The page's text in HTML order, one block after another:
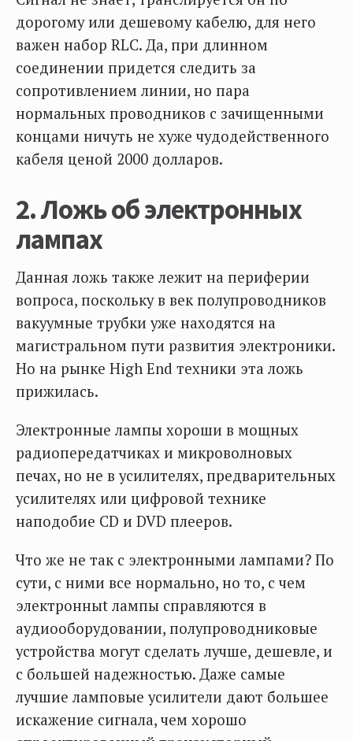
дорогому или дешевому кабелю, для него
важен набор RLC. Да, при длинном
соединении придется следить за
сопротивлением линии, но пара
нормальных проводников с зачищенными
концами ничуть не хуже чудодейственного
кабеля ценой 2000 долларов.
2. Ложь об электронных
лампах
Данная ложь также лежит на периферии
вопроса, поскольку в век полупроводников
вакуумные трубки уже находятся на
магистральном пути развития электроники.
Но на рынке High End техники эта ложь
прижилась.
Электронные лампы хороши в мощных
радиопередатчиках и микроволновых
печах, но не в усилителях, предварительных
усилителях или цифровой технике
наподобие CD и DVD плееров.
Что же не так с электронными лампами? По
сути, с ними все нормально, но то, с чем
электронныt лампы справляются в
аудиооборудовании, полупроводниковые
устройства могут сделать лучше, дешевле, и
с большей надежностью. Даже самые
лучшие ламповые усилители дают большее
искажение сигнала, чем хорошо